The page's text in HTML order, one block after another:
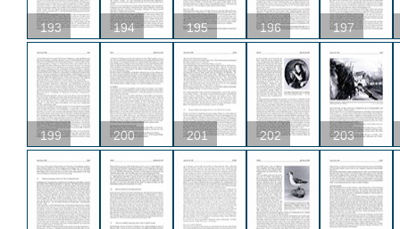
193 194 195 196 197
199 200 201 202 203